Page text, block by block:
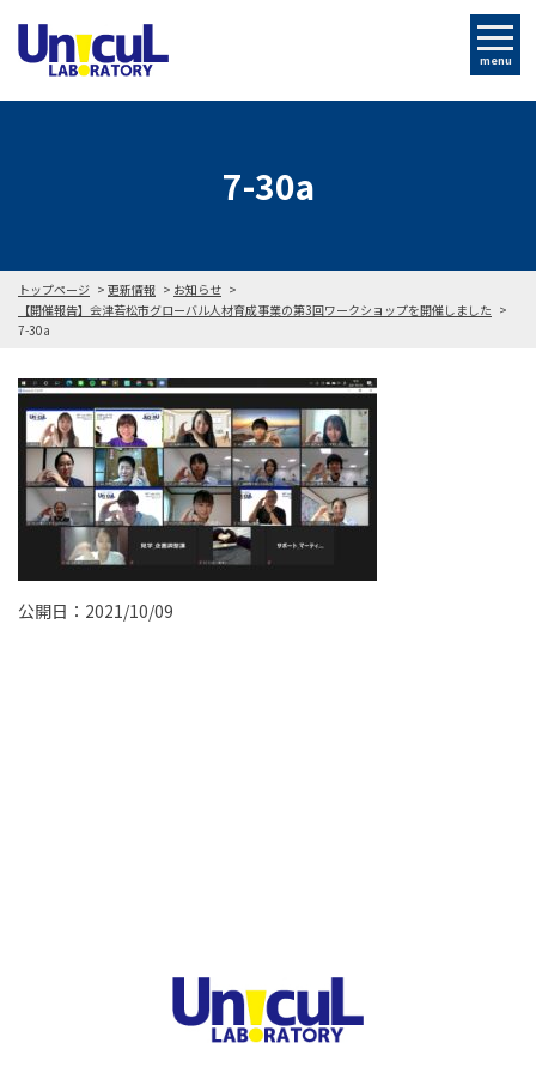
menu
7-30a
トップページ 更新情報
お知らせ
【開催報告】会津若松市グローバル人材育成事業の第3回ワークショップを開催しました
7-30a
公開日：2021/10/09